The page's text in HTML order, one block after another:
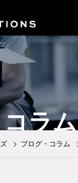
ラム
ブログ・コラム